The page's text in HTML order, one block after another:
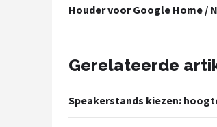
AquaSound
Houder voor Google Home /
Gerelateerde
Speakerstands kiezen: